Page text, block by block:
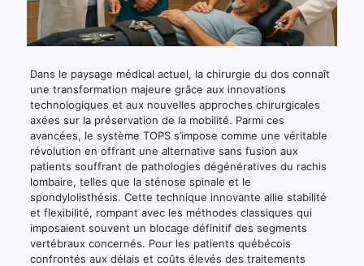
Dans le paysage médical actuel, la chirurgie du dos connaît
une transformation majeure grâce aux innovations
technologiques et aux nouvelles approches chirurgicales
axées sur la préservation de la mobilité. Parmi ces
avancées, le système TOPS s’impose comme une véritable
révolution en offrant une alternative sans fusion aux
patients souffrant de pathologies dégénératives du rachis
lombaire, telles que la sténose spinale et le
spondylolisthésis. Cette technique innovante allie stabilité
et flexibilité, rompant avec les méthodes classiques qui
imposaient souvent un blocage définitif des segments
vertébraux concernés. Pour les patients québécois
confrontés aux délais et coûts élevés des traitements